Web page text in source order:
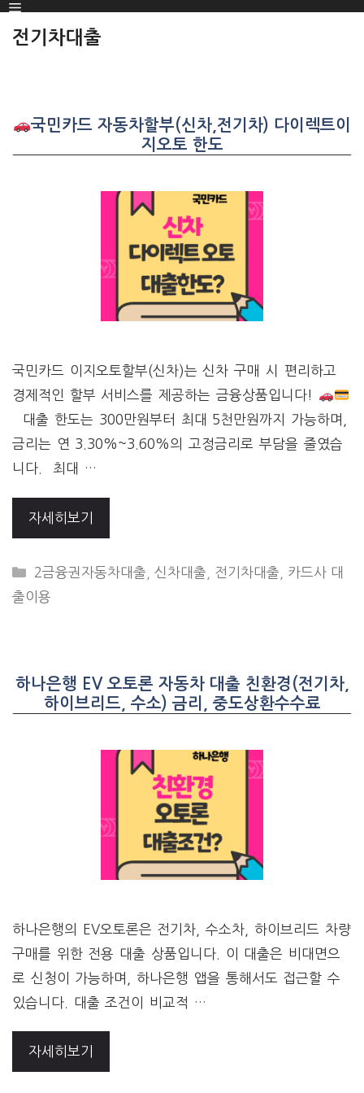
SKIP
TO
Menu
전기차대출
국민카드 자동차할부(신차,전기차) 다이렉트이
지오토 한도
국민카드 이지오토할부(신차)는 신차 구매 시 편리하고
경제적인 할부 서비스를 제공하는 금융상품입니다!
대출 한도는 300만원부터 최대 5천만원까지 가능하며,
금리는 연 3.30%~3.60%의 고정금리로 부담을 줄였습
니다. 최대 …
자세히보기
CATEGORIES
2금융권자동차대출 ,신차대출 전기차대출
카드사 대
출이용
하나은행 EV 오토론 자동차 대출 친환경(전기차,
하이브리드, 수소) 금리, 중도상환수수료
하나은행의 EV오토론은 전기차, 수소차, 하이브리드 차량
구매를 위한 전용 대출 상품입니다. 이 대출은 비대면으
로 신청이 가능하며, 하나은행 앱을 통해서도 접근할 수
있습니다. 대출 조건이 비교적 …
자세히보기